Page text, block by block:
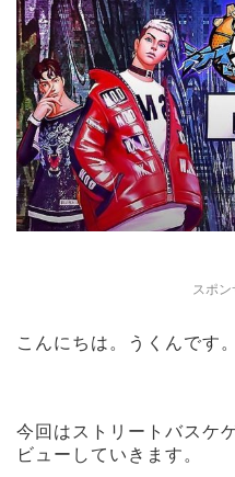
スポン
こんにちは。うくんです。
今回はストリートバスケ
ビューしていきます。